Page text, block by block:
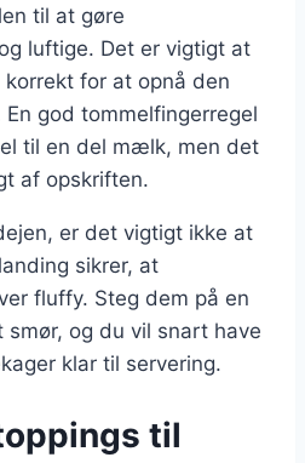
til at gøre
luftige. Det er vigtigt at
for at opnå den
god tommelfingerregel
til en del mælk, men det
af opskriften.
er det vigtigt ikke at
sikrer, at
fluffy. Steg dem på en
og du vil snart have
klar til servering.
til